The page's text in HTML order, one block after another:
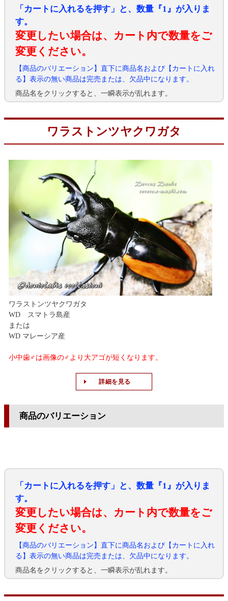
「カートに入れるを押す」と、数量『1』が入りま
す。
変更したい場合は、カート内で数量をご
変更ください。
【商品のバリエーション】直下に商品名および【カートに入れ
る】表示の無い商品は完売または、欠品中になります。
商品名をクリックすると、一瞬表示が乱れます。
ワラストンツヤクワガタ
ワラストンツヤクワガタ
WD スマトラ島産
または
WD マレーシア産
小中歯♂は画像の♂より大アゴが短くなります。
詳細を見る
商品のバリエーション
「カートに入れるを押す」と、数量『1』が入りま
す。
変更したい場合は、カート内で数量をご
変更ください。
【商品のバリエーション】直下に商品名および【カートに入れ
る】表示の無い商品は完売または、欠品中になります。
商品名をクリックすると、一瞬表示が乱れます。